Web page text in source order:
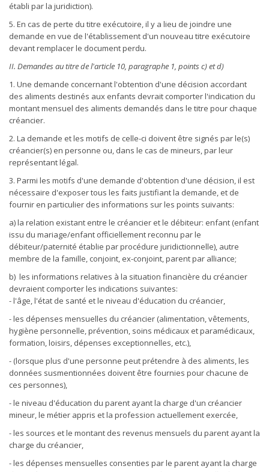
établi par la juridiction).
5. En cas de perte du titre exécutoire, il y a lieu de joindre une
demande en vue de l'établissement d'un nouveau titre exécutoire
devant remplacer le document perdu.
II. Demandes au titre de l'article 10, paragraphe 1, points c) et d)
1. Une demande concernant l'obtention d'une décision accordant
des aliments destinés aux enfants devrait comporter l'indication du
montant mensuel des aliments demandés dans le titre pour chaque
créancier.
2. La demande et les motifs de celle-ci doivent être signés par le(s)
créancier(s) en personne ou, dans le cas de mineurs, par leur
représentant légal.
3. Parmi les motifs d'une demande d'obtention d'une décision, il est
nécessaire d'exposer tous les faits justifiant la demande, et de
fournir en particulier des informations sur les points suivants:
a) la relation existant entre le créancier et le débiteur: enfant (enfant
issu du mariage/enfant officiellement reconnu par le
débiteur/paternité établie par procédure juridictionnelle), autre
membre de la famille, conjoint, ex-conjoint, parent par alliance;
b) les informations relatives à la situation financière du créancier
devraient comporter les indications suivantes:
- l'âge, l'état de santé et le niveau d'éducation du créancier,
- les dépenses mensuelles du créancier (alimentation, vêtements,
hygiène personnelle, prévention, soins médicaux et paramédicaux,
formation, loisirs, dépenses exceptionnelles, etc.),
- (lorsque plus d'une personne peut prétendre à des aliments, les
données susmentionnées doivent être fournies pour chacune de
ces personnes),
- le niveau d'éducation du parent ayant la charge d'un créancier
mineur, le métier appris et la profession actuellement exercée,
- les sources et le montant des revenus mensuels du parent ayant la
charge du créancier,
- les dépenses mensuelles consenties par le parent ayant la charge